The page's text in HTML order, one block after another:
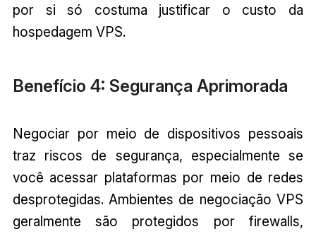
por si só costuma justificar o custo da
hospedagem VPS.
Benefício 4: Segurança Aprimorada
Negociar por meio de dispositivos pessoais
traz riscos de segurança, especialmente se
você acessar plataformas por meio de redes
desprotegidas. Ambientes de negociação VPS
geralmente são protegidos por firewalls,